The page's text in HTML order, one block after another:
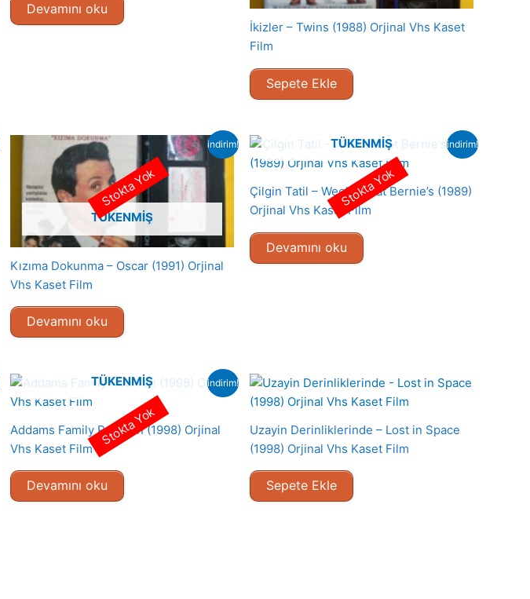
Devamını oku
İkizler – Twins (1988) Orjinal Vhs Kaset
Film
Sepete Ekle
indirim!
TÜKENMIŞ
Kızıma Dokunma – Oscar (1991) Orjinal
Vhs Kaset Film
Devamını oku
Stokta Yok
indirim!
TÜKENMIŞ
Çilgin Tatil – Weekend at Bernie’s (1989)
Orjinal Vhs Kaset Film
Devamını oku
Stokta Yok
indirim!
TÜKENMIŞ
Addams Family Reunion (1998) Orjinal
Vhs Kaset Film
Devamını oku
Stokta Yok
Uzayin Derinliklerinde – Lost in Space
(1998) Orjinal Vhs Kaset Film
Sepete Ekle